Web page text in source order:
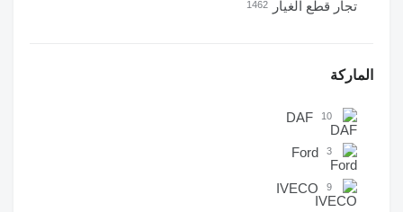
تجار قطع الغيار 1462
الماركة
DAF 10
Ford 3
IVECO 9